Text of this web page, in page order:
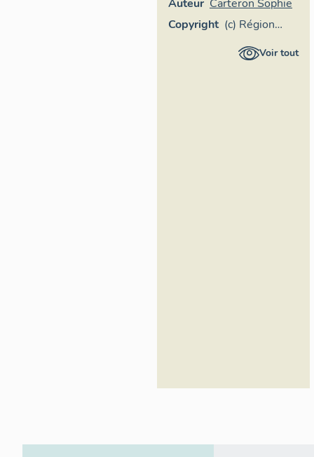
Auteur Carteron Sophie
Copyright (c) Région
Provence-Voir tout